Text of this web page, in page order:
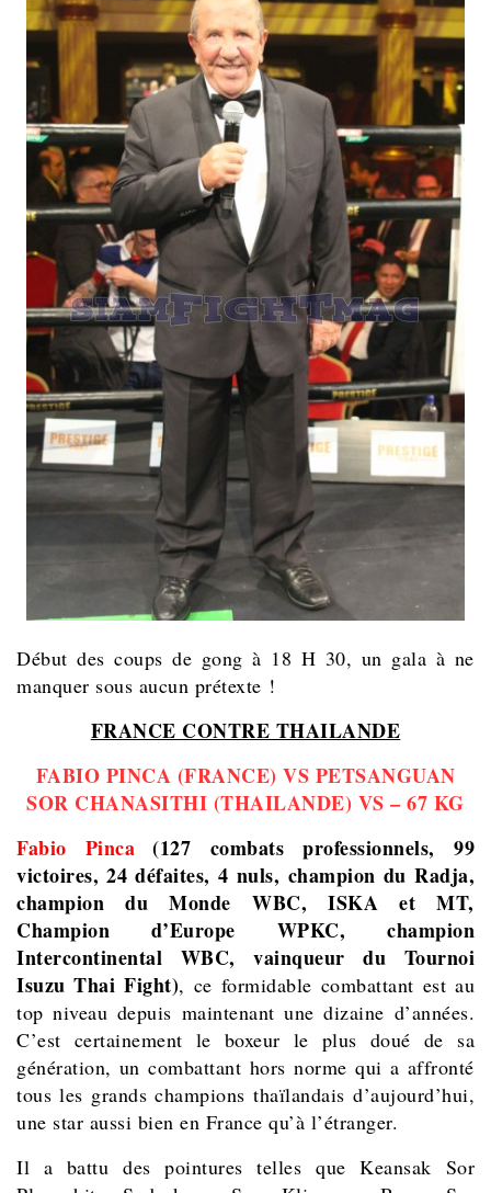
Début des coups de gong à 18 H 30, un gala à ne
manquer sous aucun prétexte !
FRANCE CONTRE THAILANDE
FABIO PINCA (FRANCE) VS PETSANGUAN
SOR CHANASITHI (THAILANDE) VS – 67 KG
Fabio Pinca
(127 combats professionnels, 99
victoires, 24 défaites, 4 nuls, champion du Radja,
champion du Monde WBC, ISKA et MT,
Champion d’Europe WPKC, champion
Intercontinental WBC, vainqueur du Tournoi
Isuzu Thai Fight), ce formidable combattant est au
top niveau depuis maintenant une dizaine d’années.
C’est certainement le boxeur le plus doué de sa
génération, un combattant hors norme qui a affronté
tous les grands champions thaïlandais d’aujourd’hui,
une star aussi bien en France qu’à l’étranger.
Il a battu des pointures telles que Keansak Sor